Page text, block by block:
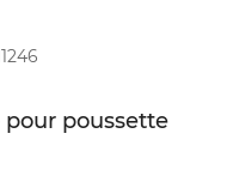
pour poussette